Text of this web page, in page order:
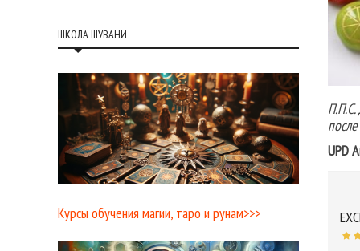
П.П.С.
UPD
ШКОЛА ШУВАНИ
Курсы обучения магии, таро и рунам>>>